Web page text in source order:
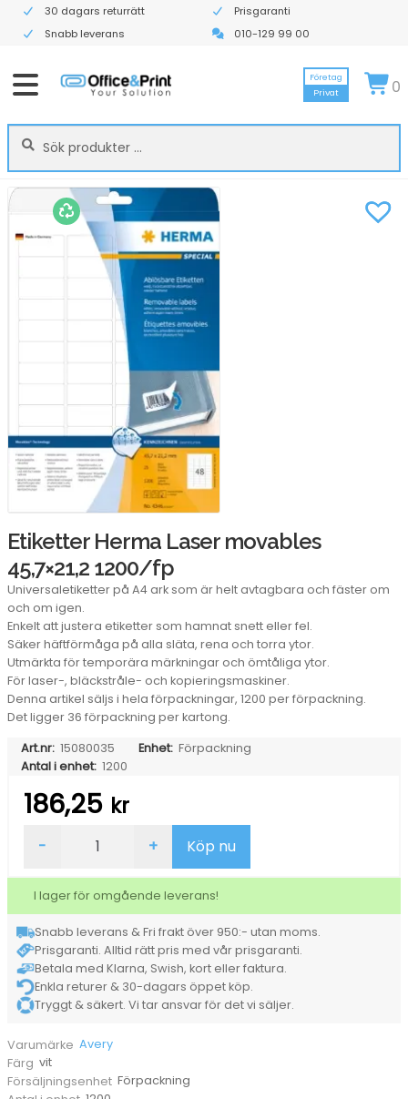
30 dagars returrätt
Prisgaranti
Snabb leverans
010-129 99 00
Sök
efter:
Sök
Företag
Privat
0
Etiketter Herma Laser movables
45,7×21,2 1200/fp
Universaletiketter på A4 ark som är helt avtagbara och fäster om
och om igen.
Enkelt att justera etiketter som hamnat snett eller fel.
Säker häftförmåga på alla släta, rena och torra ytor.
Utmärkta för temporära märkningar och ömtåliga ytor.
För laser-, bläckstråle- och kopieringsmaskiner.
Denna artikel säljs i hela förpackningar, 1200 per förpackning.
Det ligger 36 förpackning per kartong.
Art.nr: 15080035 Enhet: Förpackning
Antal i enhet: 1200
186,25 kr
Herma
movables
45,7x21,2
1200/fp
mängd
- + Köp nu
I lager för omgående leverans!
Snabb leverans & Fri frakt över 950:- utan moms.
Prisgaranti. Alltid rätt pris med vår prisgaranti.
Betala med Klarna, Swish, kort eller faktura.
Enkla returer & 30-dagars öppet köp.
Tryggt & säkert. Vi tar ansvar för det vi säljer.
Varumärke Avery
Färg vit
Försäljningsenhet Förpackning